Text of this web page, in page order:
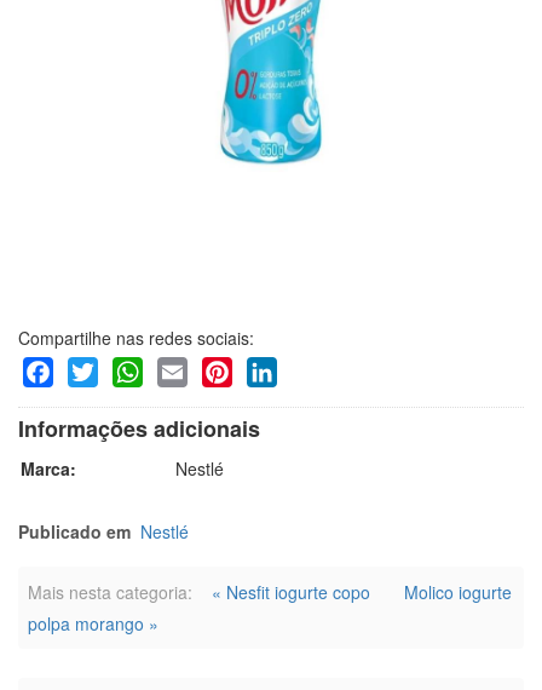
Compartilhe nas redes sociais:
Facebook
TwitterWhatsApp
EmailPinterestLinkedIn
Informações adicionais
Marca: Nestlé
Publicado em Nestlé
Mais nesta categoria: « Nesfit iogurte copo
Molico iogurte
polpa morango »